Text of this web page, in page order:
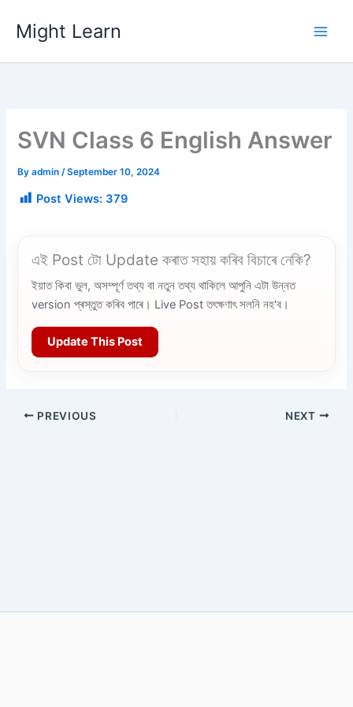
content
Might Learn
SVN Class 6 English Answer
Byadmin/September 10, 2024
Post Views: 379
এই Post টো Update কৰাত সহায় কৰিব বিচাৰে নেকি?
ইয়াত কিবা ভুল, অসম্পূৰ্ণ তথ্য বা নতুন তথ্য থাকিলে আপুনি এটা উন্নত
version প্ৰস্তুত কৰিব পাৰে। Live Post তৎক্ষণাৎ সলনি নহ'ব।
Update This Post
PREVIOUS NEXT